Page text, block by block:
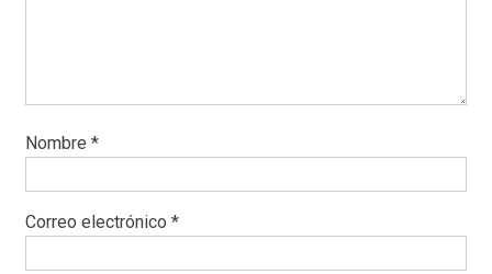
Nombre *
Correo electrónico *